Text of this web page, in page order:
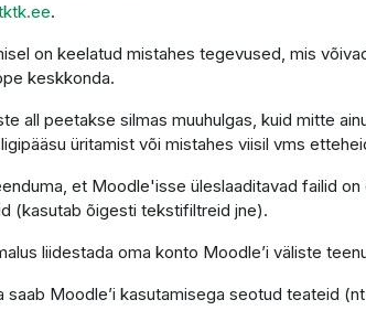
.
on keelatud mistahes tegevused, mis
keskkonda.
all peetakse silmas muuhulgas, kuid mitte
üritamist või mistahes viisil vms
et Moodle'isse üleslaaditavad failid
(kasutab õigesti tekstifiltreid jne).
liidestada oma konto Moodle’i väliste
saab Moodle’i kasutamisega seotud teateid